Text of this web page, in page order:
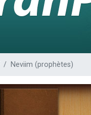
2
Neviim (prophètes)